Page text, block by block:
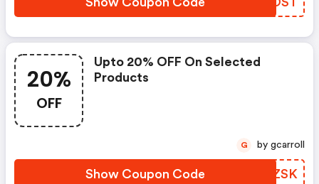
20%
OFF
Upto 20% OFF On Selected
Products
Show Coupon Code HPJZSK
G by gcarroll